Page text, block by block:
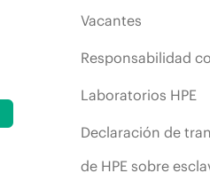
Vacantes
Responsabilidad
Laboratorios HPE
Declaración de
de HPE sobre